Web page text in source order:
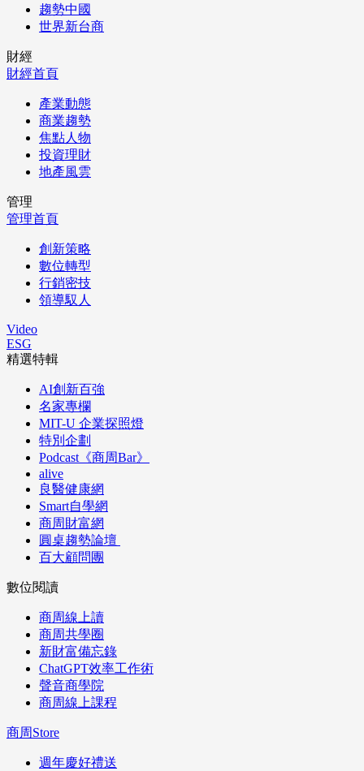
趨勢中國
世界新台商
財經
財經首頁
產業動態
商業趨勢
焦點人物
投資理財
地產風雲
管理
管理首頁
創新策略
數位轉型
行銷密技
領導馭人
Video
ESG
精選特輯
AI創新百強
名家專欄
MIT-U 企業探照燈
特別企劃
Podcast《商周Bar》
alive
良醫健康網
Smart自學網
商周財富網
圓桌趨勢論壇
百大顧問團
數位閱讀
商周線上讀
商周共學圈
新財富備忘錄
ChatGPT效率工作術
聲音商學院
商周線上課程
商周Store
週年慶好禮送